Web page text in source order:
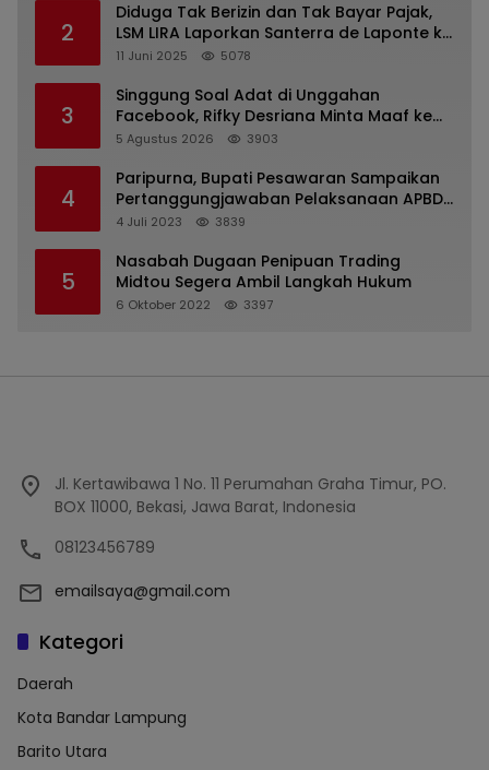
2
Diduga Tak Berizin dan Tak Bayar Pajak,
LSM LIRA Laporkan Santerra de Laponte ke
Kejaksaan Kota Batu
11 Juni 2025 5078
3
Singgung Soal Adat di Unggahan
Facebook, Rifky Desriana Minta Maaf ke
PDA dan Bupati Kubar
5 Agustus 2026 3903
4
Paripurna, Bupati Pesawaran Sampaikan
Pertanggungjawaban Pelaksanaan APBD
2022
4 Juli 2023 3839
5
Nasabah Dugaan Penipuan Trading
Midtou Segera Ambil Langkah Hukum
6 Oktober 2022 3397
Jl. Kertawibawa 1 No. 11 Perumahan Graha Timur, PO.
BOX 11000, Bekasi, Jawa Barat, Indonesia
08123456789
emailsaya@gmail.com
Kategori
Daerah
Kota Bandar Lampung
Barito Utara